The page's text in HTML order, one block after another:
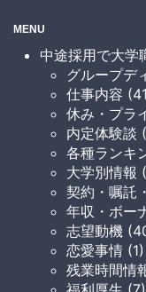
MENU
中途採用で大学
グループデ
仕事内容
休み・プラ
内定体験談
各種ランキ
大学別情報
契約・嘱託
年収・ボー
志望動機
恋愛事情 (1)
残業時間情